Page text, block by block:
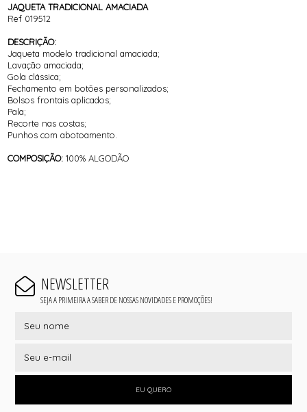
JAQUETA TRADICIONAL AMACIADA
Ref 019512
DESCRIÇÃO:
Jaqueta modelo tradicional amaciada;
Lavação amaciada;
Gola clássica;
Fechamento em botões personalizados;
Bolsos frontais aplicados;
Pala;
Recorte nas costas;
Punhos com abotoamento.
COMPOSIÇÃO: 100% ALGODÃO
NEWSLETTER
SEJA A PRIMEIRA A SABER DE NOSSAS NOVIDADES E PROMOÇÕES!
EU QUERO